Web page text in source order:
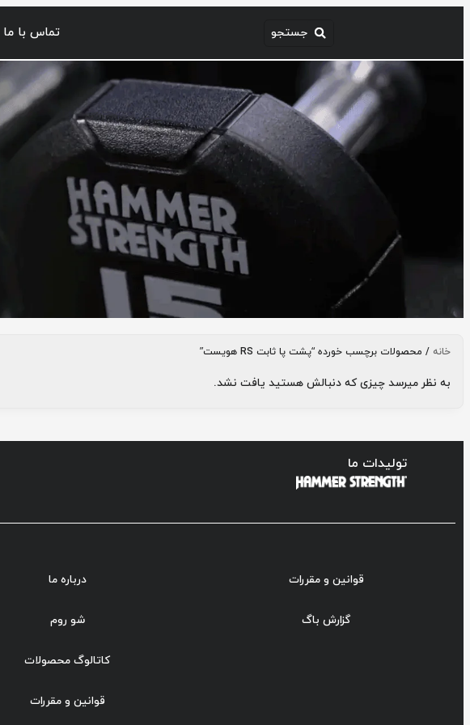
تماس با ما
پشت پا
خانه / محصولات برچسب خورده “پشت پا ثابت RS هویست”
به نظر میرسد چیزی که دنبالش هستید یافت نشد.
تولیدات ما
قوانین و مقررات
گزارش باگ
درباره ما
شو روم
کاتالوگ محصولات
قوانین و مقررات